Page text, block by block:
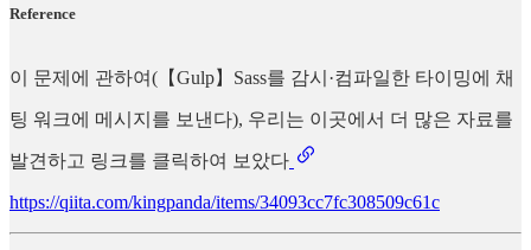
Reference
이 문제에 관하여(【Gulp】Sass를 감시·컴파일한 타이밍에 채
팅 워크에 메시지를 보낸다), 우리는 이곳에서 더 많은 자료를
발견하고 링크를 클릭하여 보았다
https://qiita.com/kingpanda/items/34093cc7fc308509c61c